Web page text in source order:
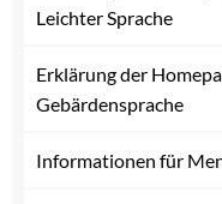
Leichter Sprache
Erklärung der
Gebärdensprache
Informationen für